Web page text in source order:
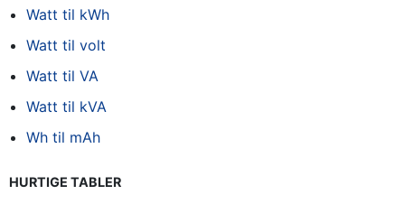
Watt til kWh
Watt til volt
Watt til VA
Watt til kVA
Wh til mAh
HURTIGE TABLER